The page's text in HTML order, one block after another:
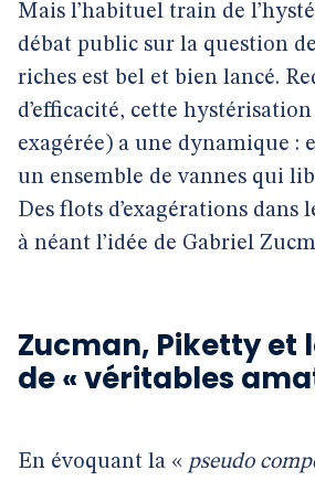
Mais l’habituel train de
débat public sur la question
riches est bel et bien lancé.
d’efficacité, cette
exagérée) a une dynamique :
un ensemble de vannes qui
Des flots d’exagérations dans
à néant l’idée de Gabriel
Zucman, Piketty et
de « véritables
En évoquant la « pseudo